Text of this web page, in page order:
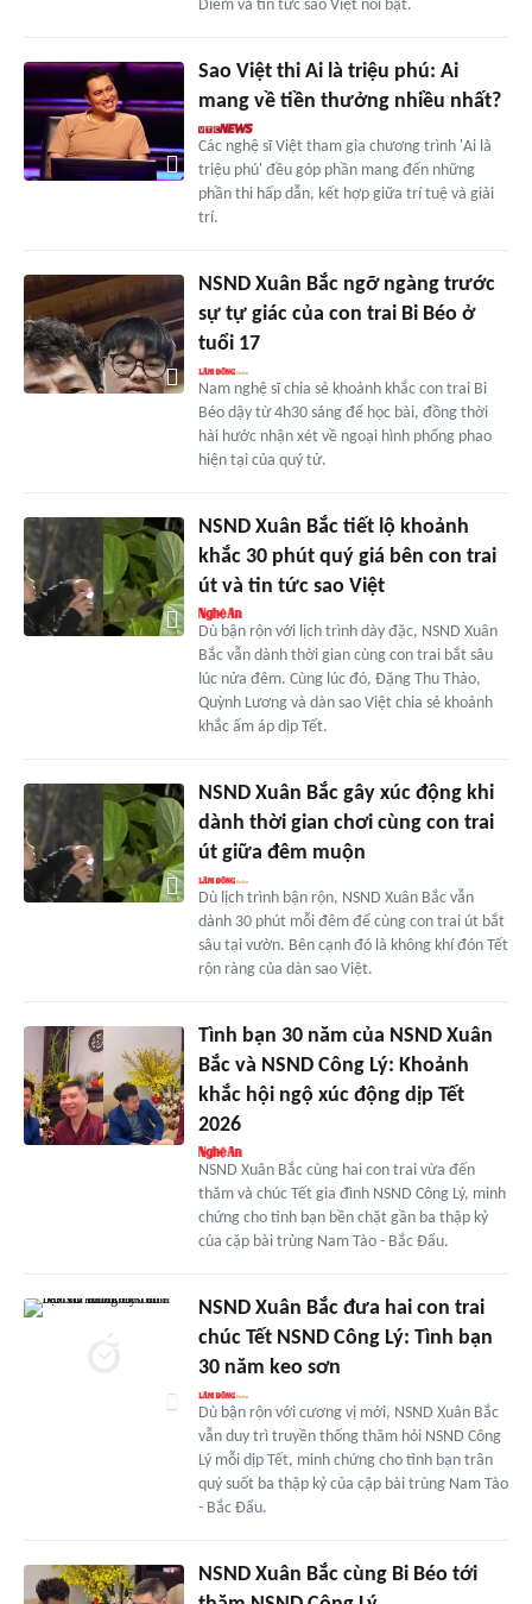
Diễm và tin tức sao Việt nổi bật.
Sao Việt thi Ai là triệu phú: Ai
mang về tiền thưởng nhiều nhất?
Các nghệ sĩ Việt tham gia chương trình 'Ai là
triệu phú' đều góp phần mang đến những
phần thi hấp dẫn, kết hợp giữa trí tuệ và giải
trí.
NSND Xuân Bắc ngỡ ngàng trước
sự tự giác của con trai Bi Béo ở
tuổi 17
Nam nghệ sĩ chia sẻ khoảnh khắc con trai Bi
Béo dậy từ 4h30 sáng để học bài, đồng thời
hài hước nhận xét về ngoại hình phổng phao
hiện tại của quý tử.
NSND Xuân Bắc tiết lộ khoảnh
khắc 30 phút quý giá bên con trai
út và tin tức sao Việt
Dù bận rộn với lịch trình dày đặc, NSND Xuân
Bắc vẫn dành thời gian cùng con trai bắt sâu
lúc nửa đêm. Cùng lúc đó, Đặng Thu Thảo,
Quỳnh Lương và dàn sao Việt chia sẻ khoảnh
khắc ấm áp dịp Tết.
NSND Xuân Bắc gây xúc động khi
dành thời gian chơi cùng con trai
út giữa đêm muộn
Dù lịch trình bận rộn, NSND Xuân Bắc vẫn
dành 30 phút mỗi đêm để cùng con trai út bắt
sâu tại vườn. Bên cạnh đó là không khí đón Tết
rộn ràng của dàn sao Việt.
Tình bạn 30 năm của NSND Xuân
Bắc và NSND Công Lý: Khoảnh
khắc hội ngộ xúc động dịp Tết
2026
NSND Xuân Bắc cùng hai con trai vừa đến
thăm và chúc Tết gia đình NSND Công Lý, minh
chứng cho tình bạn bền chặt gần ba thập kỷ
của cặp bài trùng Nam Tào - Bắc Đẩu.
NSND Xuân Bắc đưa hai con trai
chúc Tết NSND Công Lý: Tình bạn
30 năm keo sơn
Dù bận rộn với cương vị mới, NSND Xuân Bắc
vẫn duy trì truyền thống thăm hỏi NSND Công
Lý mỗi dịp Tết, minh chứng cho tình bạn trân
quý suốt ba thập kỷ của cặp bài trùng Nam Tào
- Bắc Đẩu.
NSND Xuân Bắc cùng Bi Béo tới